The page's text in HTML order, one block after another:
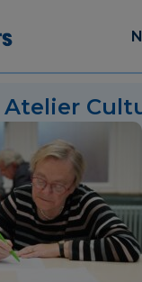
Atelier